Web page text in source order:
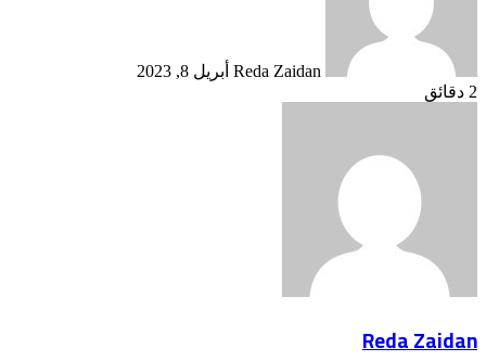
Reda Zaidan أبريل 8, 2023
2 دقائق
Reda Zaidan